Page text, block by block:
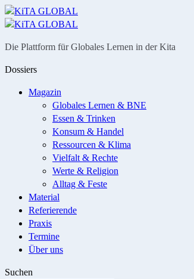
Menü
Suche
Die Plattform für Globales Lernen in der Kita
Dossiers
Magazin
Globales Lernen & BNE
Essen & Trinken
Konsum & Handel
Ressourcen & Klima
Vielfalt & Rechte
Werte & Religion
Alltag & Feste
Material
Referierende
Praxis
Termine
Über uns
Suchen